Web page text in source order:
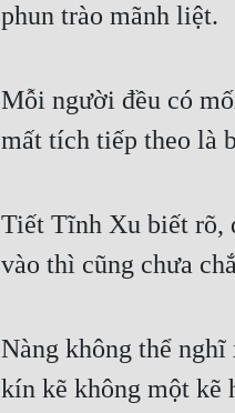
phun trào mãnh liệt.
Mỗi người đều có
mất tích tiếp theo là
Tiết Tĩnh Xu biết rõ,
vào thì cũng chưa
Nàng không thể
kín kẽ không một kẽ